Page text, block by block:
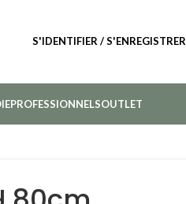
S'IDENTIFIER / S'ENREGISTRER
PROFESSIONNELSOUTLET